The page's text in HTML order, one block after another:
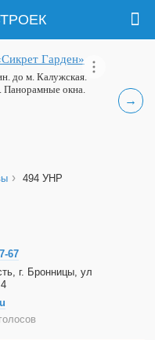
→
Гарден»
до м. Калужская.
Панорамные окна.
› 494 УНР
67
г. Бронницы, ул